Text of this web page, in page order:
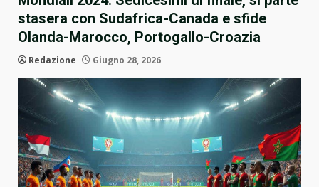
stasera con Sudafrica-Canada e sfide
Olanda-Marocco, Portogallo-Croazia
Redazione Giugno 28, 2026